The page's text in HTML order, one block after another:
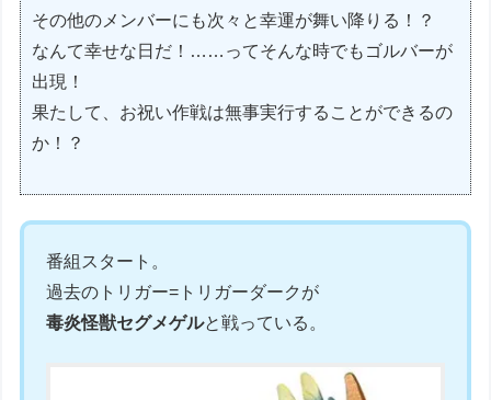
その他のメンバーにも次々と幸運が舞い降りる！？
なんて幸せな日だ！……ってそんな時でもゴルバーが
出現！
果たして、お祝い作戦は無事実行することができるの
か！？
番組スタート。
過去のトリガー=トリガーダークが
毒炎怪獣セグメゲルと戦っている。